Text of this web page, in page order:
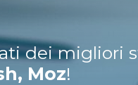
dei migliori
Moz!